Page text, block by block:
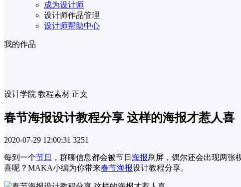
成为设计师
设计师作品管理
设计师帮助中心
我的作品
设计学院 教程素材 正文
春节海报设计教程分享 这样的海报才惹人喜
2020-07-29 12:00:31 3251
每到一个节日 ，群聊信息都会被节日 海报刷屏，偶尔还会出现两张
喜呢？MAKA小编为你带来春节海报设计教程分享。